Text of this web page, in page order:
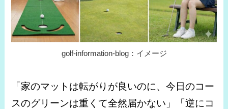
golf-information-blog：イメージ
「家のマットは転がりが良いのに、今日のコー
スのグリーンは重くて全然届かない」「逆にコ